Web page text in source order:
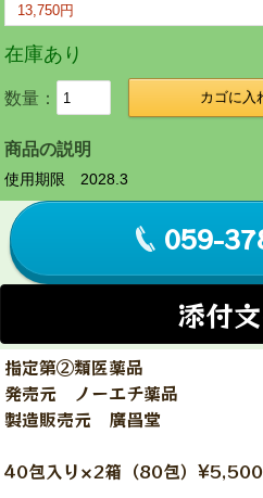
13,750円
在庫あり
数量： カゴに入
商品の説明
使用期限 2028.3
059-
添付
指定第②類医薬品
発売元 ノーエチ薬品
製造販売元 廣昌堂
40包入り×2箱（80包）¥5,500